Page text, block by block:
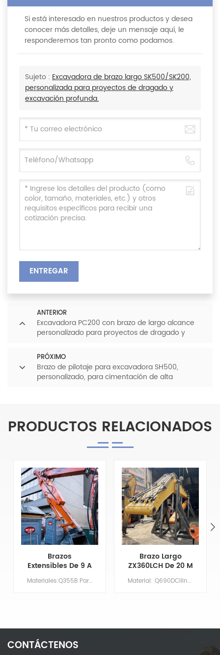
Si está interesado en nuestros productos y desea
conocer más detalles, deje un mensaje aquí, le
responderemos tan pronto como podamos.
Sujeto : Excavadora de brazo largo SK500/SK200,
personalizada para proyectos de dragado y
excavación profunda.
ENTREGAR
ANTERIOR
Excavadora PC200 con brazo de largo alcance
personalizado para proyectos de dragado y
PRÓXIMO
Brazo de pilotaje para excavadora SH500,
personalizado, para cimentación de alta
PRODUCTOS RELACIONADOS
Brazos
Extensibles De 9 A
14 Metros Para
Brazo De
Mejorada
Materiales:Q355B Par&aacute;metros principales Modelo CAT325-7 Longitud de la pluma XX Largo del brazo 9 Volumen del cuchar&oacute;n/m&sup3; 0,7 Contrapeso NO HAY NECESIDAD
Brazo Largo
ZX360LCH De 20 M
Con Cuchara
Niveladora Y Material: Q690DCilindro: Tamaño originalBoom: 11,37 MBrazo: 8,63 mCubo: 1,5 m³Imprimación/Recubrimiento: Imprimación rica en zinc aplicada mediante pulverización.
CONTÁCTENOS